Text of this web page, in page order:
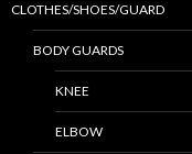
CLOTHES/SHOES/GUARD
BODY GUARDS
KNEE
ELBOW